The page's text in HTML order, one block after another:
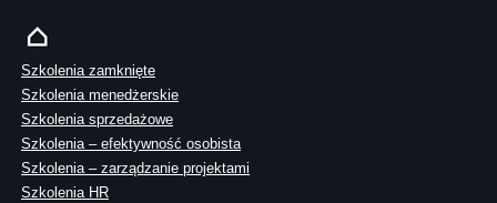
Szkolenia zamknięte
Szkolenia menedżerskie
Szkolenia sprzedażowe
Szkolenia – efektywność osobista
Szkolenia – zarządzanie projektami
Szkolenia HR